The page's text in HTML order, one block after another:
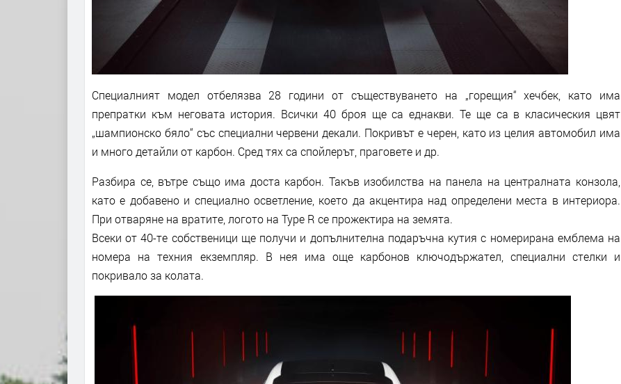
Специалният модел отбелязва 28 години от съществуването на „горещия“ хечбек, като има
препратки към неговата история. Всички 40 броя ще са еднакви. Те ще са в класическия цвят
„шампионско бяло“ със специални червени декали. Покривът е черен, като из целия автомобил има
и много детайли от карбон. Сред тях са спойлерът, праговете и др.
Разбира се, вътре също има доста карбон. Такъв изобилства на панела на централната конзола,
като е добавено и специално осветление, което да акцентира над определени места в интериора.
При отваряне на вратите, логото на Type R се прожектира на земята.
Всеки от 40-те собственици ще получи и допълнителна подаръчна кутия с номерирана емблема на
номера на техния екземпляр. В нея има още карбонов ключодържател, специални стелки и
покривало за колата.